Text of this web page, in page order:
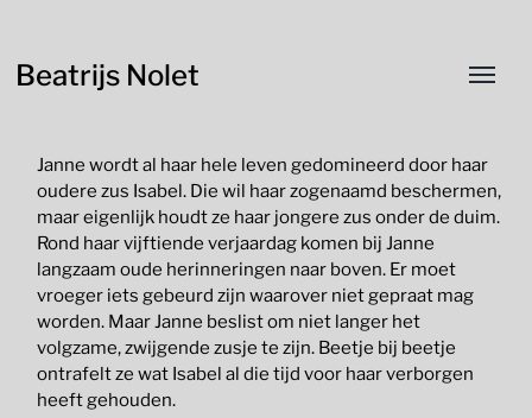
Beatrijs Nolet
Janne wordt al haar hele leven gedomineerd door haar
oudere zus Isabel. Die wil haar zogenaamd beschermen,
maar eigenlijk houdt ze haar jongere zus onder de duim.
Rond haar vijftiende verjaardag komen bij Janne
langzaam oude herinneringen naar boven. Er moet
vroeger iets gebeurd zijn waarover niet gepraat mag
worden. Maar Janne beslist om niet langer het
volgzame, zwijgende zusje te zijn. Beetje bij beetje
ontrafelt ze wat Isabel al die tijd voor haar verborgen
heeft gehouden.